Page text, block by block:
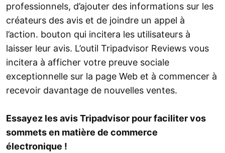
professionnels, d’ajouter des informations sur les
créateurs des avis et de joindre un appel à
l’action. bouton qui incitera les utilisateurs à
laisser leur avis. L’outil Tripadvisor Reviews vous
incitera à afficher votre preuve sociale
exceptionnelle sur la page Web et à commencer à
recevoir davantage de nouvelles ventes.
Essayez les avis Tripadvisor pour faciliter vos
sommets en matière de commerce
électronique !